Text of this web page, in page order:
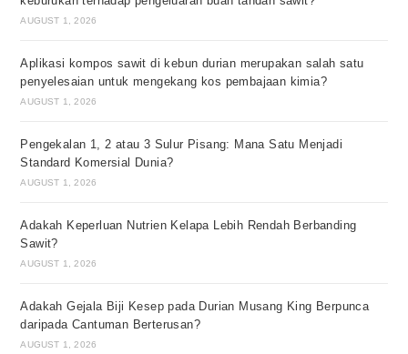
AUGUST 1, 2026
Aplikasi kompos sawit di kebun durian merupakan salah satu
penyelesaian untuk mengekang kos pembajaan kimia?
AUGUST 1, 2026
Pengekalan 1, 2 atau 3 Sulur Pisang: Mana Satu Menjadi
Standard Komersial Dunia?
AUGUST 1, 2026
Adakah Keperluan Nutrien Kelapa Lebih Rendah Berbanding
Sawit?
AUGUST 1, 2026
Adakah Gejala Biji Kesep pada Durian Musang King Berpunca
daripada Cantuman Berterusan?
AUGUST 1, 2026